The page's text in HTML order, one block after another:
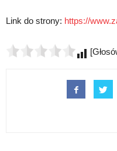
Link do strony: https://